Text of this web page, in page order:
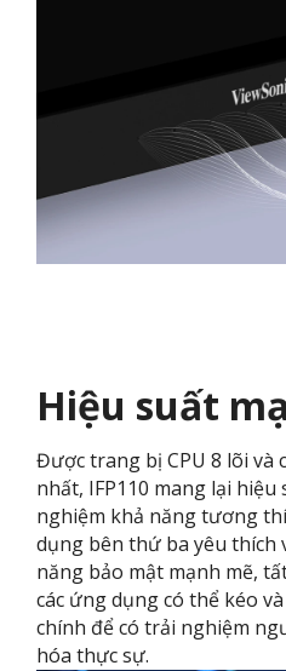
Hiệu suất
Được trang bị CPU 8 lõi và
nhất, IFP110 mang lại hiệu
nghiệm khả năng tương
dụng bên thứ ba yêu thích
năng bảo mật mạnh mẽ,
các ứng dụng có thể kéo
chính để có trải nghiệm
hóa thực sự.